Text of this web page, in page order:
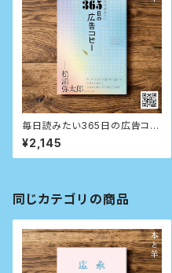
毎日読みたい365日の広告コピ
ー
¥2,145
同じカテゴリの商品